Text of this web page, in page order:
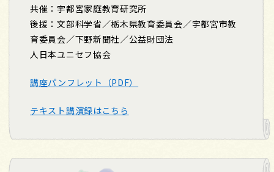
共催：宇都宮家庭教育研究所
後援：文部科学省／栃木県教育委員会／宇都宮市教
育委員会／下野新聞社／公益財団法
人日本ユニセフ協会
講座パンフレット（PDF）
テキスト講演録はこちら